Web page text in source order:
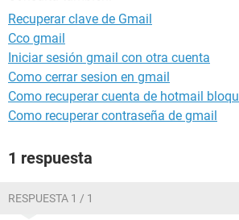
Recuperar clave de Gmail
Cco gmail
Iniciar sesión gmail con otra cuenta
Como cerrar sesion en gmail
Como recuperar cuenta de hotmail
Como recuperar contraseña de gmail
1 respuesta
RESPUESTA 1 / 1